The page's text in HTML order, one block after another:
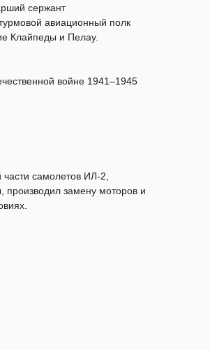
сержант
авиационный полк
Клайпеды и Пелау.
войне 1941–1945
самолетов ИЛ-2,
производил замену моторов и